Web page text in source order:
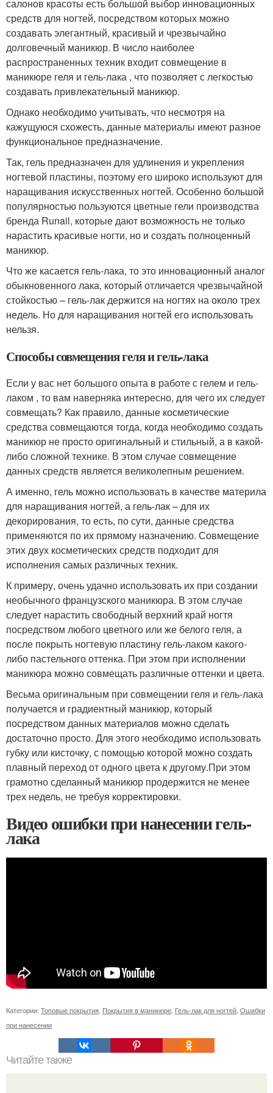
салонов красоты есть большой выбор инновационных
средств для ногтей, посредством которых можно
создавать элегантный, красивый и чрезвычайно
долговечный маникюр. В число наиболее
распространенных техник входит совмещение в
маникюре геля и гель-лака , что позволяет с легкостью
создавать привлекательный маникюр.
Однако необходимо учитывать, что несмотря на
кажущуюся схожесть, данные материалы имеют разное
функциональное предназначение.
Так, гель предназначен для удлинения и укрепления
ногтевой пластины, поэтому его широко используют для
наращивания искусственных ногтей. Особенно большой
популярностью пользуются цветные гели производства
бренда Runail, которые дают возможность не только
нарастить красивые ногти, но и создать полноценный
маникюр.
Что же касается гель-лака, то это инновационный аналог
обыкновенного лака, который отличается чрезвычайной
стойкостью – гель-лак держится на ногтях на около трех
недель. Но для наращивания ногтей его использовать
нельзя.
Способы совмещения геля и гель-лака
Если у вас нет большого опыта в работе с гелем и гель-
лаком , то вам наверняка интересно, для чего их следует
совмещать? Как правило, данные косметические
средства совмещаются тогда, когда необходимо создать
маникюр не просто оригинальный и стильный, а в какой-
либо сложной технике. В этом случае совмещение
данных средств является великолепным решением.
А именно, гель можно использовать в качестве материла
для наращивания ногтей, а гель-лак – для их
декорирования, то есть, по сути, данные средства
применяются по их прямому назначению. Совмещение
этих двух косметических средств подходит для
исполнения самых различных техник.
К примеру, очень удачно использовать их при создании
необычного французского маникюра. В этом случае
следует нарастить свободный верхний край ногтя
посредством любого цветного или же белого геля, а
после покрыть ногтевую пластину гель-лаком какого-
либо пастельного оттенка. При этом при исполнении
маникюра можно совмещать различные оттенки и цвета.
Весьма оригинальным при совмещении геля и гель-лака
получается и градиентный маникюр, который
посредством данных материалов можно сделать
достаточно просто. Для этого необходимо использовать
губку или кисточку, с помощью которой можно создать
плавный переход от одного цвета к другому.При этом
грамотно сделанный маникюр продержится не менее
трех недель, не требуя корректировки.
Видео ошибки при нанесении гель-
лака
Категории: Топовые покрытия, Покрытия в маникюре, Гель-лак для ногтей, Ошибки
при нанесении
Читайте также